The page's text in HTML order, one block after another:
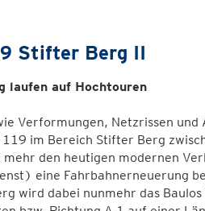
Stifter Berg II
laufen auf Hochtouren
Verformungen, Netzrissen
im Bereich Stifter Berg
den heutigen modernen
eine Fahrbahnerneuerung
wird dabei nunmehr das